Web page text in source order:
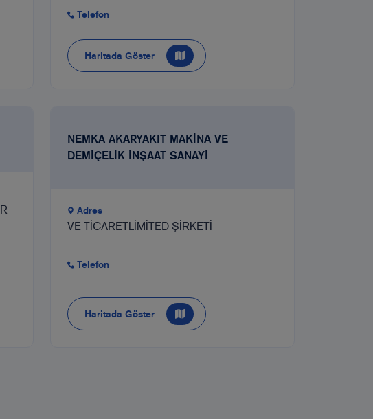
Telefon
Haritada Göster
NEMKA AKARYAKIT MAKİNA VE
DEMİÇELİK İNŞAAT SANAYİ
Adres
VE TİCARETLİMİTED ŞİRKETİ
Telefon
Haritada Göster